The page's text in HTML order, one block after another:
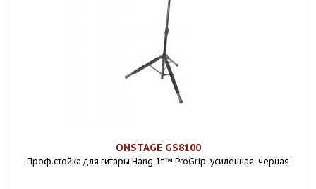
ONSTAGE GS8100
Проф.стойка для гитары Hang-It™ ProGrip. усиленная, черная